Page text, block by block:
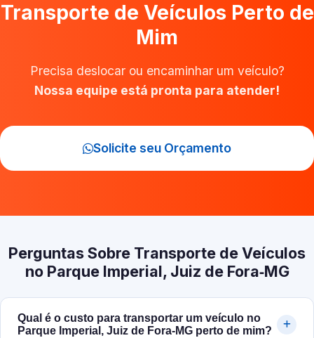
Transporte de Veículos Perto de
Mim
Precisa deslocar ou encaminhar um veículo?
Nossa equipe está pronta para atender!
Solicite seu Orçamento
Perguntas Sobre Transporte de Veículos
no Parque Imperial, Juiz de Fora‑MG
Qual é o custo para transportar um veículo no
Parque Imperial, Juiz de Fora‑MG perto de mim?